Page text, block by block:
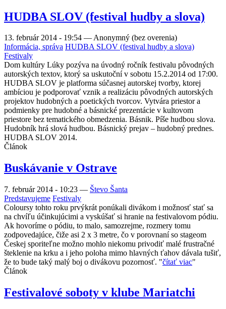
HUDBA SLOV (festival hudby a slova)
13. február 2014 - 19:54 —Anonymný (bez overenia)
Informácia, správa HUDBA SLOV (festival hudby a slova)
Festivaly
Dom kultúry Lúky pozýva na úvodný ročník festivalu pôvodných
autorských textov, ktorý sa uskutoční v sobotu 15.2.2014 od 17:00.
HUDBA SLOV je platforma súčasnej autorskej tvorby, ktorej
ambíciou je podporovať vznik a realizáciu pôvodných autorských
projektov hudobných a poetických tvorcov. Vytvára priestor a
podmienky pre hudobné a básnické prezentácie v kultovom
priestore bez tematického obmedzenia. Básnik. Píše hudbou slova.
Hudobník hrá slová hudbou. Básnický prejav – hudobný prednes.
HUDBA SLOV 2014.
Článok
Buskávanie v Ostrave
7. február 2014 - 10:23 — Števo Šanta
Predstavujeme Festivaly
Coloursy tohto roku prvýkrát ponúkali divákom i možnosť stať sa
na chvíľu účinkujúcimi a vyskúšať si hranie na festivalovom pódiu.
Ak hovoríme o pódiu, to malo, samozrejme, rozmery tomu
zodpovedajúce, čiže asi 2 x 3 metre, čo v porovnaní so stageom
Českej sporiteľne možno mohlo niekomu privodiť malé frustračné
šteklenie na krku a i jeho poloha mimo hlavných ťahov dávala tušiť,
že to bude taký malý boj o divákovu pozornosť. "čítať viac"
Článok
Festivalové soboty v klube Mariatchi